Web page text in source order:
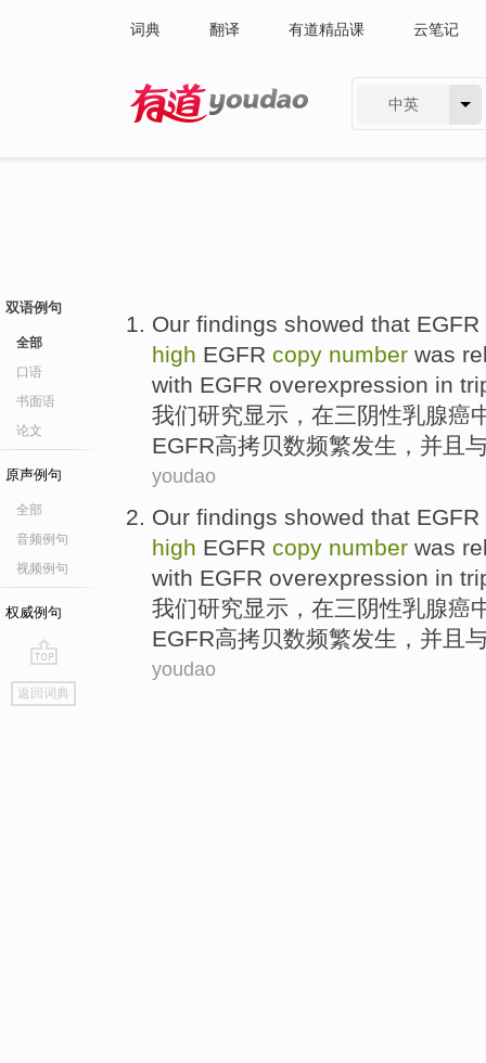
词典 翻译 有道精品课 云笔记
中英
双语例句
全部
口语
书面语
论文
原声例句
全部
音频例句
视频例句
权威例句
go
top
返回词典
Our findings showed that EGFR
high EGFR copy number was
with EGFR overexpression in
我们研究显示 ， 在三阴性乳腺癌
EGFR高拷贝数频繁发生 ， 并且
youdao
Our findings showed that EGFR
high EGFR copy number was
with EGFR overexpression in
我们研究显示 ， 在三阴性乳腺癌
EGFR高拷贝数频繁发生 ， 并且
youdao